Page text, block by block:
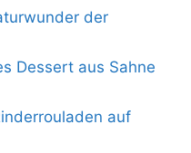
der
Dessert aus Sahne
auf